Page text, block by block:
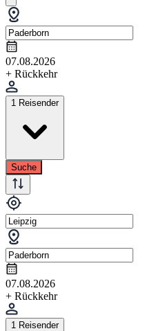
07.08.2026
+ Rückkehr
1 Reisender
Suche
07.08.2026
+ Rückkehr
1 Reisender